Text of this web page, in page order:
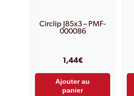
Circlip J85x3 – PMF-
000086
1,44€
Ajouter au
panier